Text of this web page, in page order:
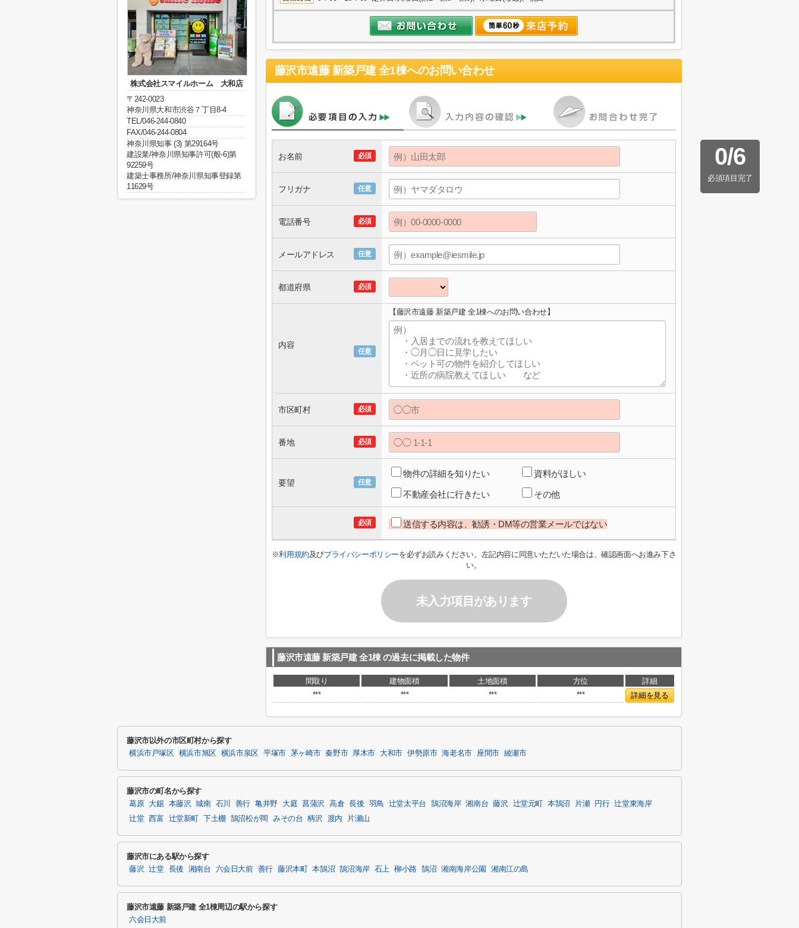
藤沢市遠藤 新築戸建 全1棟へのお問い合わせ
0/6
必須項目完了
必須
お名前
任意
フリガナ
必須
電話番号
任意
メールアドレス
必須
都道府県
任意
内容
【藤沢市遠藤 新築戸建 全1棟へのお問い合わせ】
必須
市区町村
必須
番地
任意
要望
物件の詳細を知りたい 資料がほしい
不動産会社に行きたい その他
必須 送信する内容は、勧誘・DM等の営業メールではない
※利用規約及びプライバシーポリシーを必ずお読みください。左記内容に同意いただいた場合は、確認画面へお進み下さ
い。
未入力項目があります
藤沢市遠藤 新築戸建 全1棟の過去に掲載した物件
間取り 建物面積 土地面積 方位
詳細
***
*** *** *** 詳細を見る
株式会社スマイルホーム 大和店
〒242-0023
神奈川県大和市渋谷７丁目8-4
TEL/046-244-0840
FAX/046-244-0804
神奈川県知事 (3) 第29164号
建設業/神奈川県知事許可(般-6)第
92259号
建築士事務所/神奈川県知事登録第
11629号
藤沢市以外の市区町村から探す
横浜市戸塚区 横浜市旭区 横浜市泉区 平塚市 茅ヶ崎市 秦野市 厚木市 大和市 伊勢原市 海老名市 座間市 綾瀬市
藤沢市の町名から探す
葛原 大鋸 本藤沢 城南 石川 善行 亀井野 大庭 菖蒲沢 高倉 長後 羽鳥 辻堂太平台 鵠沼海岸 湘南台 藤沢 辻堂元町 本鵠沼 片瀬 円行 辻堂東海岸
辻堂
西富 辻堂新町 下土棚 鵠沼松が岡 みその台 柄沢 渡内 片瀬山
藤沢市にある駅から探す
藤沢 辻堂 長後 湘南台 六会日大前 善行 藤沢本町 本鵠沼 鵠沼海岸 石上 柳小路 鵠沼 湘南海岸公園 湘南江の島
藤沢市遠藤 新築戸建 全1棟周辺の駅から探す
六会日大前